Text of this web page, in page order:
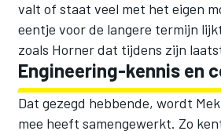
valt of staat veel met het eigen
eentje voor de langere termijn
zoals Horner dat tijdens zijn
Engineering-kennis en
Dat gezegd hebbende, wordt
mee heeft samengewerkt. Zo